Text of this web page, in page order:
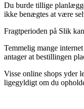
Du burde tillige
ikke benægtes at være
Fragtperioden på Slik
Temmelig mange
antager at bestillingen
Visse online shops yder
ligegyldigt om du